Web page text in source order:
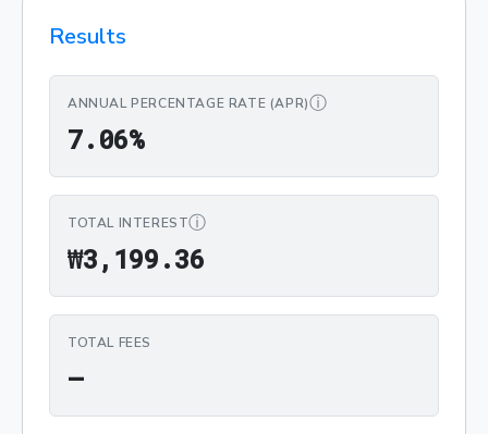
Results
ANNUAL PERCENTAGE RATE (APR)ⓘ
7.06%7.06%
TOTAL INTERESTⓘ
₩3, 199.36
TOTAL FEES
—